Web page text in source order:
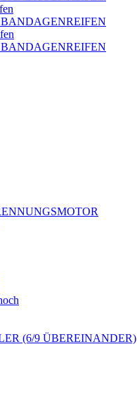
(6/9 ÜBEREINANDER)